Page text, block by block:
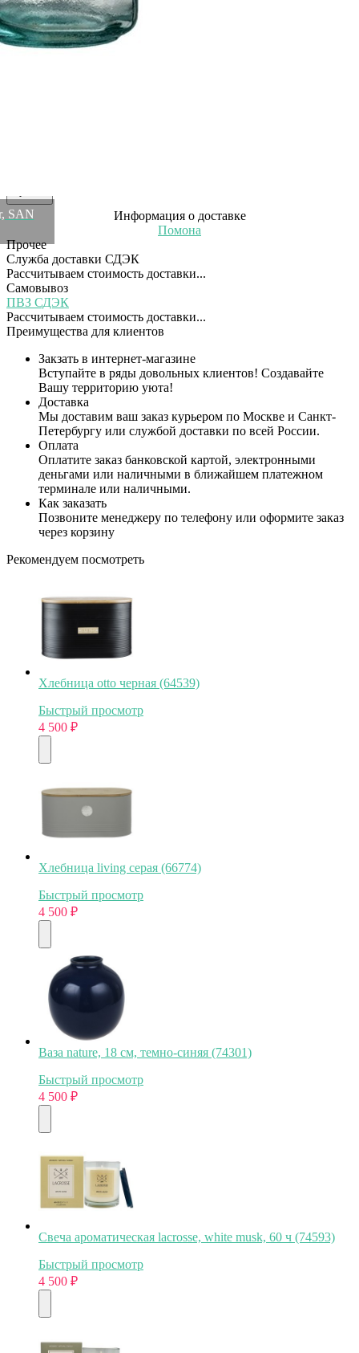
SAN
Категория Посуда
Штрихкод 10174371
Бренд
SAN MIGUEL
Информация о доставке
Помона
Прочее
Служба доставки СДЭК
Рассчитываем стоимость доставки...
Самовывоз
ПВЗ СДЭК
Рассчитываем стоимость доставки...
Преимущества для клиентов
Закзать в интернет-магазине
Вступайте в ряды довольных клиентов! Создавайте
Вашу территорию уюта!
Доставка
Мы доставим ваш заказ курьером по Москве и Санкт-
Петербургу или службой доставки по всей России.
Оплата
Оплатите заказ банковской картой, электронными
деньгами или наличными в ближайшем платежном
терминале или наличными.
Как заказать
Позвоните менеджеру по телефону или оформите заказ
через корзину
Рекомендуем посмотреть
Хлебница otto черная (64539)
Быстрый просмотр
4 500 ₽
Хлебница living серая (66774)
Быстрый просмотр
4 500 ₽
Ваза nature, 18 см, темно-синяя (74301)
Быстрый просмотр
4 500 ₽
Свеча ароматическая lacrosse, white musk, 60 ч (74593)
Быстрый просмотр
4 500 ₽